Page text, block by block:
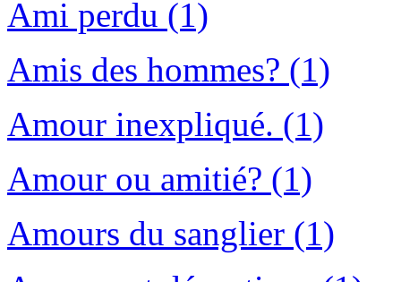
Ami perdu (1)
Amis des hommes? (1)
Amour inexpliqué. (1)
Amour ou amitié? (1)
Amours du sanglier (1)